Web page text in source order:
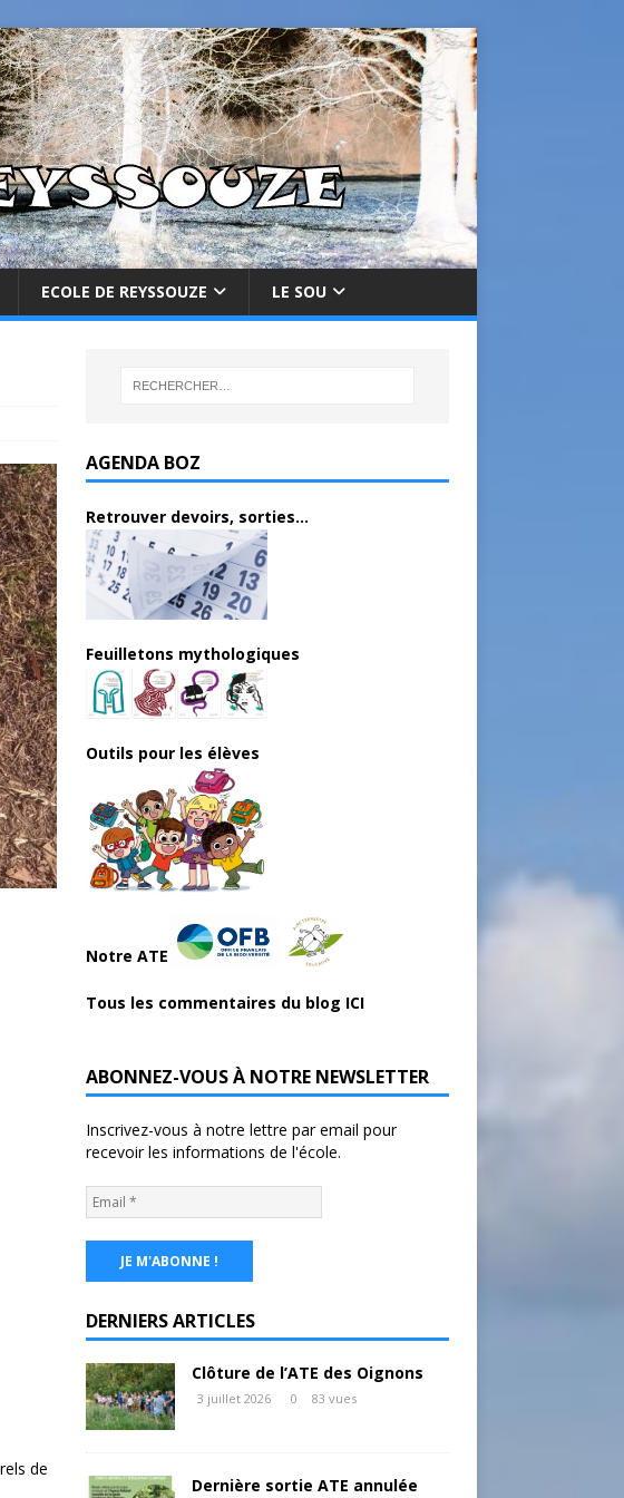
ECOLE DE REYSSOUZE LE SOU
de
AGENDA BOZ
Retrouver devoirs, sorties...
Feuilletons mythologiques
Outils pour les élèves
Notre ATE
Tous les commentaires du blog ICI
ABONNEZ-VOUS À NOTRE NEWSLETTER
Inscrivez-vous à notre lettre par email pour
recevoir les informations de l'école.
DERNIERS ARTICLES
Clôture de l’ATE des Oignons
3 juillet 2026 0 83 vues
Dernière sortie ATE annulée